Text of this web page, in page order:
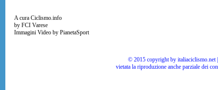
A cura Ciclismo.info
by FCI Varese
Immagini Video by PianetaSport
© 2015 copyright by italiaciclismo.net
vietata la riproduzione anche parziale dei